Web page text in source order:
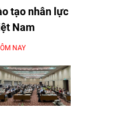
tạo nhân lực
Nam
NAY